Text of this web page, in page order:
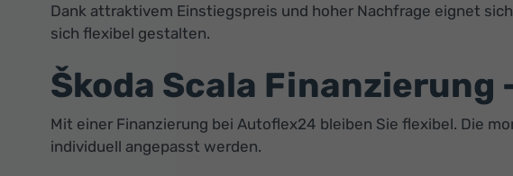
Dank attraktivem Einstiegspreis und hoher Nachfrage eignet
sich flexibel gestalten.
Škoda Scala
Mit einer Finanzierung bei Autoflex24 bleiben Sie flexibel. Die
individuell angepasst werden.